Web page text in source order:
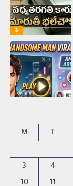
4
5 M
T
3
4
10
11